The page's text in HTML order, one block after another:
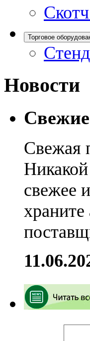
Торговое
Новости
Свежая
свежее